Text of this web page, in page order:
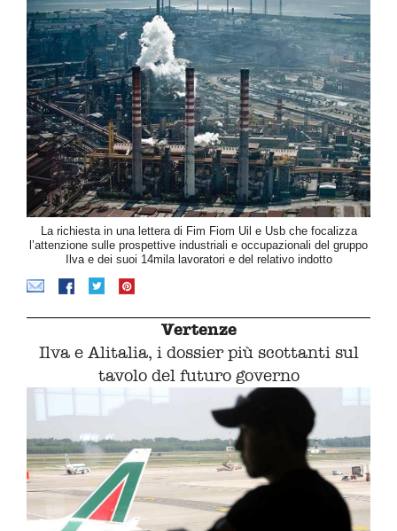
La richiesta in una lettera di Fim Fiom Uil e Usb che focalizza
l’attenzione sulle prospettive industriali e occupazionali del gruppo
Ilva e dei suoi 14mila lavoratori e del relativo indotto
Vertenze
Ilva e Alitalia, i dossier più scottanti sul
tavolo del futuro governo